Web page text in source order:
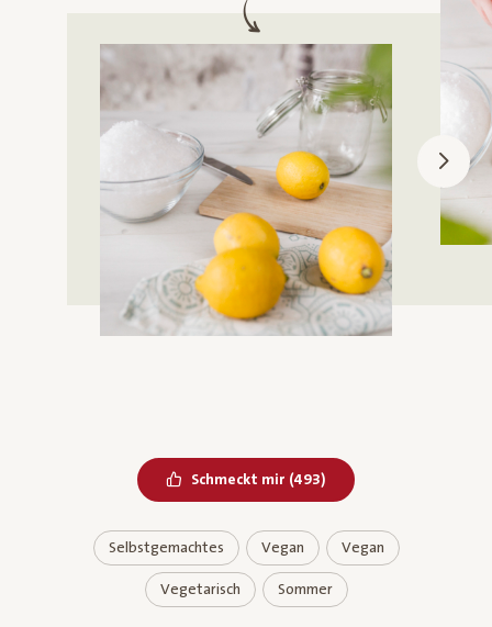
Schmeckt mir Bereits geliked
(493)
Selbstgemachtes Vegan Vegan
Vegetarisch Sommer